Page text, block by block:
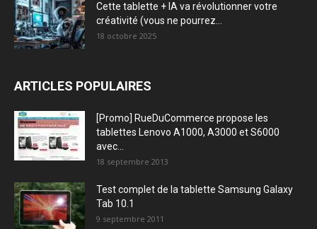
Cette tablette + IA va révolutionner votre
créativité (vous ne pourrez...
18 octobre 2025
ARTICLES POPULAIRES
[Promo] RueDuCommerce propose les
tablettes Lenovo A1000, A3000 et S6000
avec...
18 septembre 2013
Test complet de la tablette Samsung Galaxy
Tab 10.1
9 septembre 2011